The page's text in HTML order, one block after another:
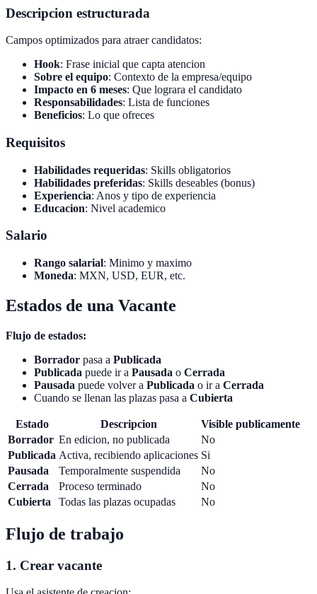
Descripcion estructurada
Campos optimizados para atraer candidatos:
Hook: Frase inicial que capta atencion
Sobre el equipo: Contexto de la empresa/equipo
Impacto en 6 meses: Que lograra el candidato
Responsabilidades: Lista de funciones
Beneficios: Lo que ofreces
Requisitos
Habilidades requeridas: Skills obligatorios
Habilidades preferidas: Skills deseables (bonus)
Experiencia: Anos y tipo de experiencia
Educacion: Nivel academico
Salario
Rango salarial: Minimo y maximo
Moneda: MXN, USD, EUR, etc.
Estados de una Vacante
Flujo de estados:
Borrador pasa a Publicada
Publicada puede ir a Pausada o Cerrada
Pausada puede volver a Publicada o ir a Cerrada
Cuando se llenan las plazas pasa a Cubierta
Estado Descripcion
Visible publicamente
Borrador En edicion, no publicada
No
Publicada Activa, recibiendo aplicaciones Si
Pausada
Temporalmente suspendida
No
Cerrada
Proceso terminado
No
Cubierta
Todas las plazas ocupadas No
Flujo de trabajo
1. Crear vacante